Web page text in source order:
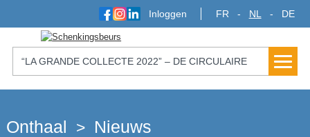
FR NL DE
Inloggen
“LA GRANDE COLLECTE 2022” – DE CIRCULAIRE
ECONOMIE TER ONDERSTEUNING VAN DE
VRIJWILLIGERSSECTOR MET RECUPEL EN
Onthaal > Nieuws